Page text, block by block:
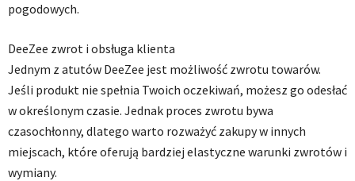
pogodowych.
DeeZee zwrot i obsługa klienta
Jednym z atutów DeeZee jest możliwość zwrotu towarów.
Jeśli produkt nie spełnia Twoich oczekiwań, możesz go odesłać
w określonym czasie. Jednak proces zwrotu bywa
czasochłonny, dlatego warto rozważyć zakupy w innych
miejscach, które oferują bardziej elastyczne warunki zwrotów i
wymiany.